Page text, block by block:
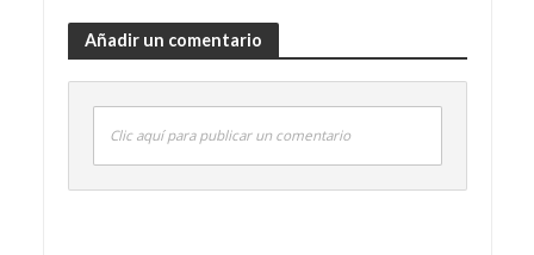
Añadir un comentario
Clic aquí para publicar un comentario